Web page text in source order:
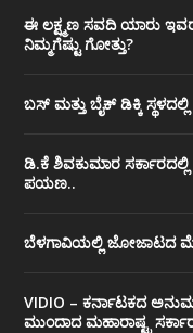
ಈ ಲಕ್ಷ್ಮಣ ಸವದಿ ಯಾರು
ನಿಮ್ಮಗೆಷ್ಟು ಗೋತ್ತು?
ಬಸ್ ಮತ್ತು ಬೈಕ್ ಡಿಕ್ಕಿ
ಡಿ.ಕೆ ಶಿವಕುಮಾರ
ಪಯಣ..
ಬೆಳಗಾವಿಯಲ್ಲಿ ಜೋಜಾಟದ
VIDIO – ಕರ್ನಾಟಕದ
ಮುಂದಾದ ಮಹಾರಾಷ್ಟ್ರ